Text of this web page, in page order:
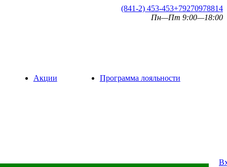
(841-2) 453-453+79270978814
Пн—Пт 9:00—18:00
Акции Программа лояльности